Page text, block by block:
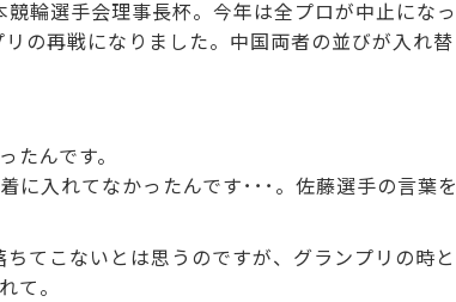
輪選手会理事長杯。今年は全プロが中止になっ
の再戦になりました。中国両者の並びが入れ替
んです。
に入れてなかったんです･･･。佐藤選手の言葉を
てこないとは思うのですが、グランプリの時と
て。